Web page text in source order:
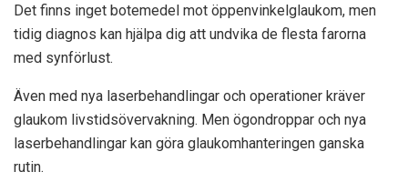
Det finns inget botemedel mot öppenvinkelglaukom, men
tidig diagnos kan hjälpa dig att undvika de flesta farorna
med synförlust.
Även med nya laserbehandlingar och operationer kräver
glaukom livstidsövervakning. Men ögondroppar och nya
laserbehandlingar kan göra glaukomhanteringen ganska
rutin.